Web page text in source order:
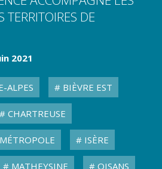
TERRITOIRES DE
2021
ALPES BIÈVRE EST
CHARTREUSE
ISÈRE
MATHEYSINE OISANS